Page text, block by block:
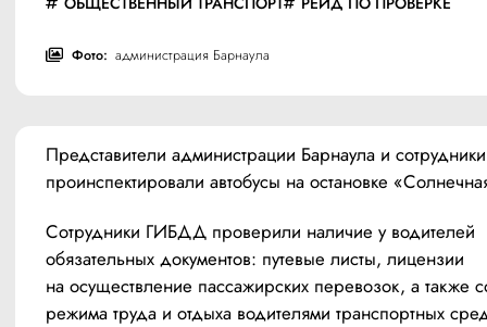
Фото: администрация Барнаула
Представители администрации Барнаула и
проинспектировали автобусы на остановке
Сотрудники ГИБДД проверили наличие у водителей
обязательных документов: путевые листы, лицензии
на осуществление пассажирских перевозок, а также
режима труда и отдыха водителями транспортных